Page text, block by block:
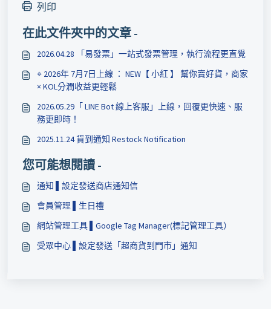
列印
在此文件夾中的文章 -
2026.04.28 「易發票」一站式發票管理，執行流程更直覺
⌖ 2026年 7月7日上線 ： NEW【 小紅 】 幫你賣好貨，商家
× KOL分潤收益更輕鬆
2026.05.29「 LINE Bot 線上客服」上線，回覆更快速、服
務更即時！
2025.11.24 貨到通知 Restock Notification
您可能想閱讀 -
通知 ▌設定發送​商店通知信
會員管理 ▌​生日禮
網站管理工具 ▌Google Tag Manager(標記管理工具）
受眾中心 ▌設定發送「超商貨到門市」通知